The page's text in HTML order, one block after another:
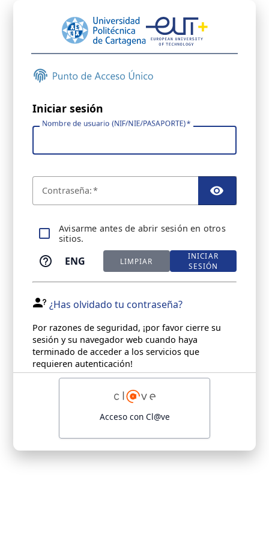
Iniciar sesión
Nombre de usuario (NIF/NIE/PASAPORTE)
Contraseña:
Avisarme antes de abrir sesión en otros
sitios.
ENG LIMPIAR
INICIAR
SESIÓN
¿Has olvidado tu contraseña?
Por razones de seguridad, ¡por favor cierre su
sesión y su navegador web cuando haya
terminado de acceder a los servicios que
requieren autenticación!